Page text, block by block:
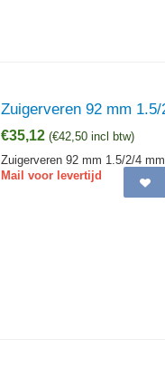
Zuigerveren 92 mm 1.5/
€35,12 (€42,50 incl btw)
Zuigerveren 92 mm 1.5/2/4
Mail voor levertijd